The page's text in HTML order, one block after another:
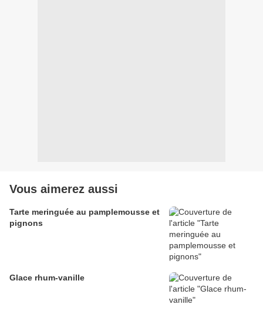
Vous aimerez aussi
Tarte meringuée au pamplemousse et
pignons
Glace rhum-vanille